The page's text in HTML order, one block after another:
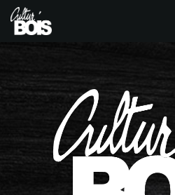
Aller
au
contenu